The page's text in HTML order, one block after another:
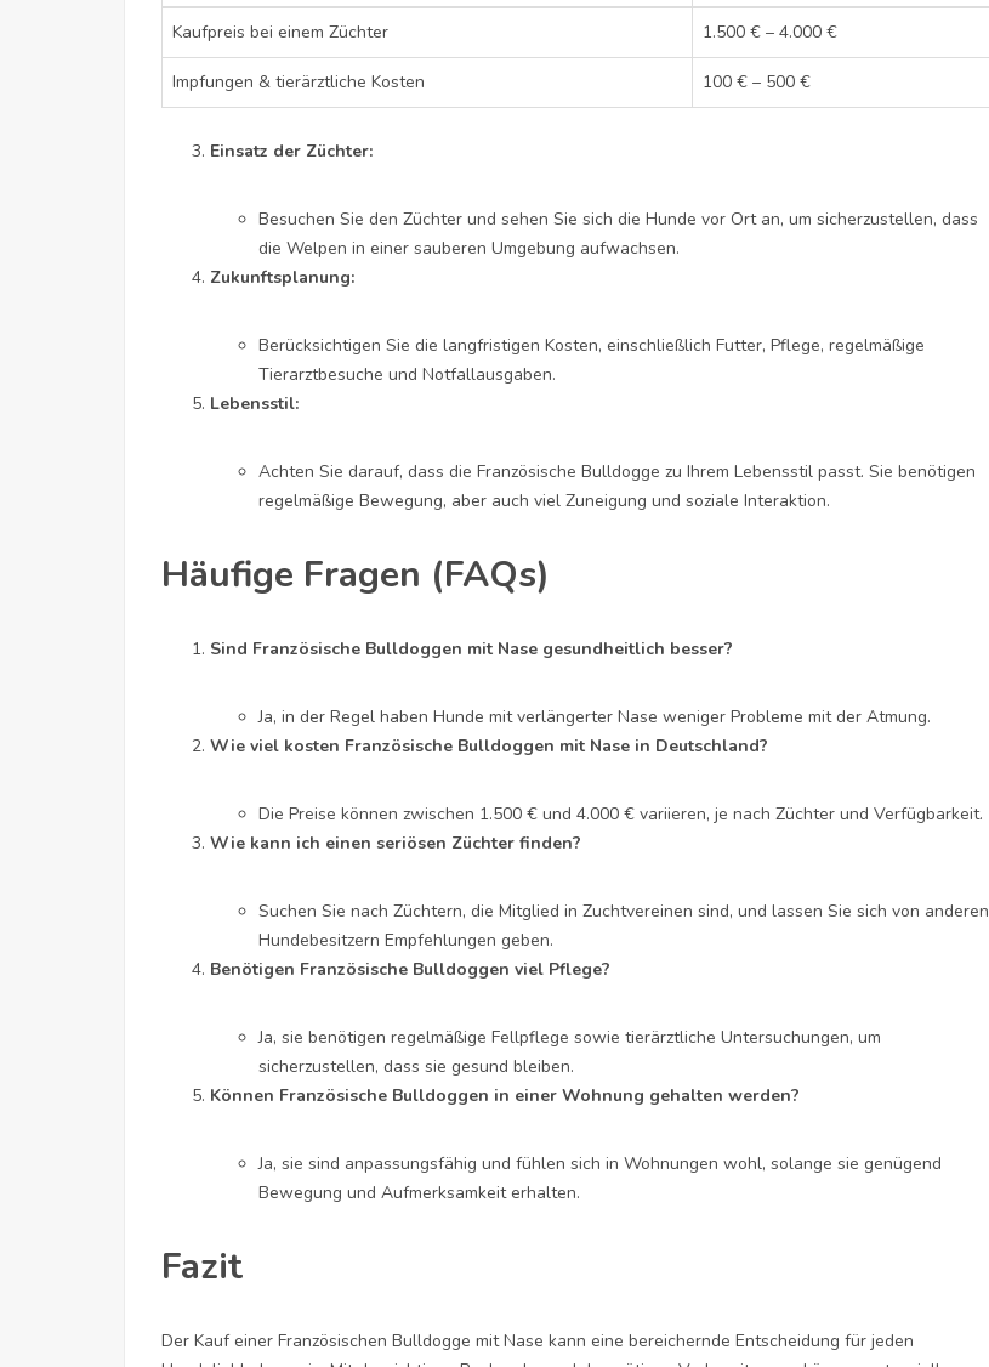
Kaufpreis bei einem Züchter 1.500 € – 4.000 €
Impfungen & tierärztliche Kosten 100 € – 500 €
Einsatz der Züchter:
Besuchen Sie den Züchter und sehen Sie sich die Hunde vor Ort an, um sicherzustellen, dass
die Welpen in einer sauberen Umgebung aufwachsen.
Zukunftsplanung:
Berücksichtigen Sie die langfristigen Kosten, einschließlich Futter, Pflege, regelmäßige
Tierarztbesuche und Notfallausgaben.
Lebensstil:
Achten Sie darauf, dass die Französische Bulldogge zu Ihrem Lebensstil passt. Sie benötigen
regelmäßige Bewegung, aber auch viel Zuneigung und soziale Interaktion.
Häufige Fragen (FAQs)
Sind Französische Bulldoggen mit Nase gesundheitlich besser?
Ja, in der Regel haben Hunde mit verlängerter Nase weniger Probleme mit der Atmung.
Wie viel kosten Französische Bulldoggen mit Nase in Deutschland?
Die Preise können zwischen 1.500 € und 4.000 € variieren, je nach Züchter und Verfügbarkeit.
Wie kann ich einen seriösen Züchter finden?
Suchen Sie nach Züchtern, die Mitglied in Zuchtvereinen sind, und lassen Sie sich von anderen
Hundebesitzern Empfehlungen geben.
Benötigen Französische Bulldoggen viel Pflege?
Ja, sie benötigen regelmäßige Fellpflege sowie tierärztliche Untersuchungen, um
sicherzustellen, dass sie gesund bleiben.
Können Französische Bulldoggen in einer Wohnung gehalten werden?
Ja, sie sind anpassungsfähig und fühlen sich in Wohnungen wohl, solange sie genügend
Bewegung und Aufmerksamkeit erhalten.
Fazit
Der Kauf einer Französischen Bulldogge mit Nase kann eine bereichernde Entscheidung für jeden